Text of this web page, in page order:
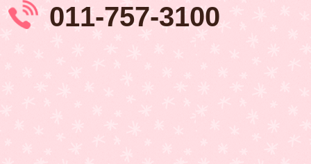
011‑757‑3100